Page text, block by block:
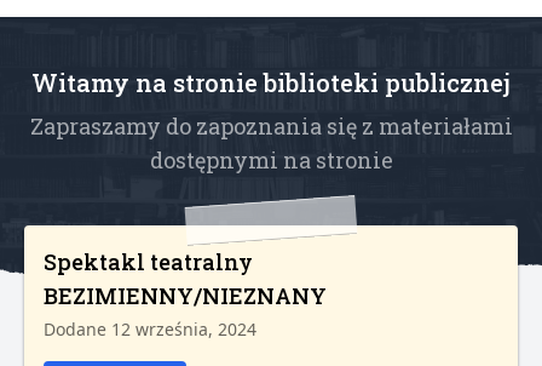
Witamy na stronie biblioteki publicznej
Zapraszamy do zapoznania się z materiałami
dostępnymi na stronie
Spektakl teatralny
BEZIMIENNY/NIEZNANY
Dodane 12 września, 2024